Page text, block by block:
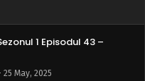
- 25 May, 2025
1 Episodul 43 –
May, 2025